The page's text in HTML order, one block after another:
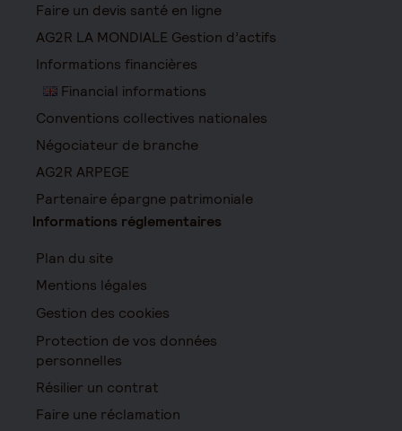
Faire un devis santé en ligne
AG2R LA MONDIALE Gestion d’actifs
Informations financières
Financial informations
Conventions collectives nationales
Négociateur de branche
AG2R ARPEGE
Partenaire épargne patrimoniale
Informations réglementaires
Plan du site
Mentions légales
Gestion des cookies
Protection de vos données
personnelles
Résilier un contrat
Faire une réclamation